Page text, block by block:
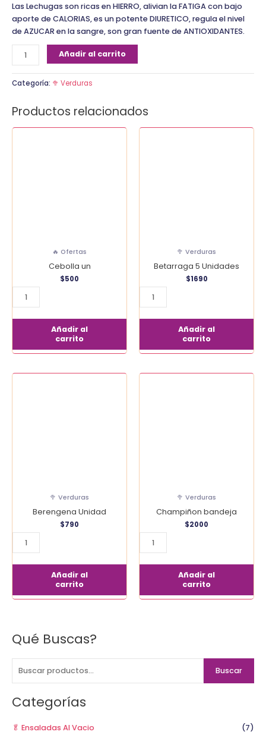
Qué Buscas?
B
c
a
p
Buscar
Categorías
🥬 Ensaladas Al Vacio
(7)
Las Lechugas son ricas en HIERRO, alivian la FATIGA con bajo
aporte de CALORIAS, es un potente DIURETICO, regula el nivel
de AZUCAR en la sangre, son gran fuente de ANTIOXIDANTES.
Añadir al carrito
Categoría: 🥦 Verduras
Productos relacionados
🔥 Ofertas
Cebolla un
$500
Añadir al
carrito
🥦 Verduras
Betarraga 5 Unidades
$1690
Añadir al
carrito
🥦 Verduras
Berengena Unidad
$790
Añadir al
carrito
🥦 Verduras
Champiñon bandeja
$2000
Añadir al
carrito